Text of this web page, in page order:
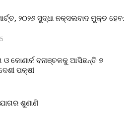
୨୦୨୬ ସୁଦ୍ଧା ନକ୍ସଲବାଦ ମୁକ୍ତ ହେବ:
କୋଣାର୍କ ବନାଞ୍ଚଳକୁ ଆସିଛନ୍ତି ୭
ପକ୍ଷୀ
ଶୁଣାଣି